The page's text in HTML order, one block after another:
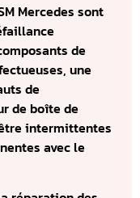
Mercedes sont
de
une
de
de boîte de
intermittentes
avec le